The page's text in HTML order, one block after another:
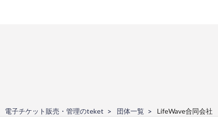
電子チケット販売・管理のteket 団体一覧 LifeWave合同会社